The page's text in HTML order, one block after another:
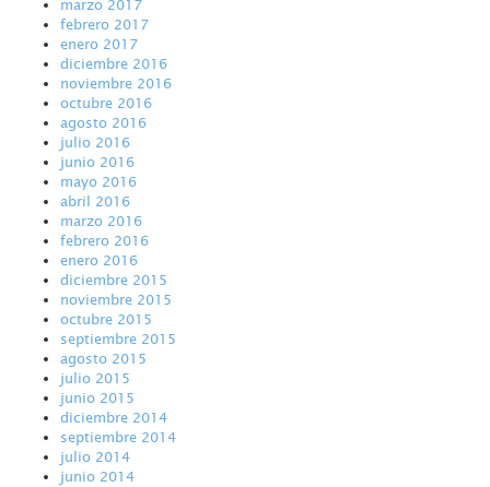
marzo 2017
febrero 2017
enero 2017
diciembre 2016
noviembre 2016
octubre 2016
agosto 2016
julio 2016
junio 2016
mayo 2016
abril 2016
marzo 2016
febrero 2016
enero 2016
diciembre 2015
noviembre 2015
octubre 2015
septiembre 2015
agosto 2015
julio 2015
junio 2015
diciembre 2014
septiembre 2014
julio 2014
junio 2014